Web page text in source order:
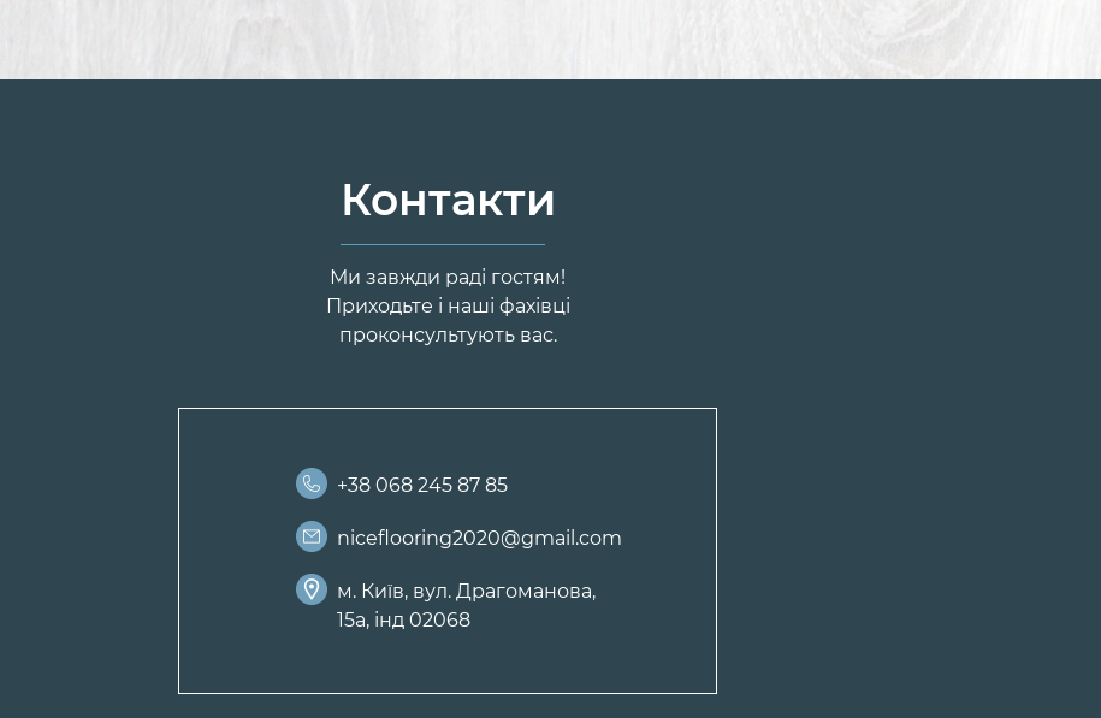
Контакти
Ми завжди раді гостям!
Приходьте і наші фахівці
проконсультують вас.
+38 068 245 87 85
niceflooring2020@gmail.com
м. Київ, вул. Драгоманова,
15а, інд 02068